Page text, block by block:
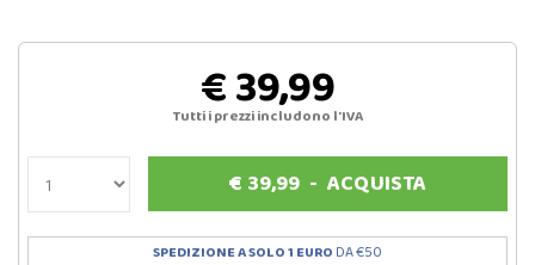
€ 39,99
Tutti i prezzi includono l'IVA
€ 39,99 -ACQUISTA
SPEDIZIONE A SOLO 1 EURO DA €50